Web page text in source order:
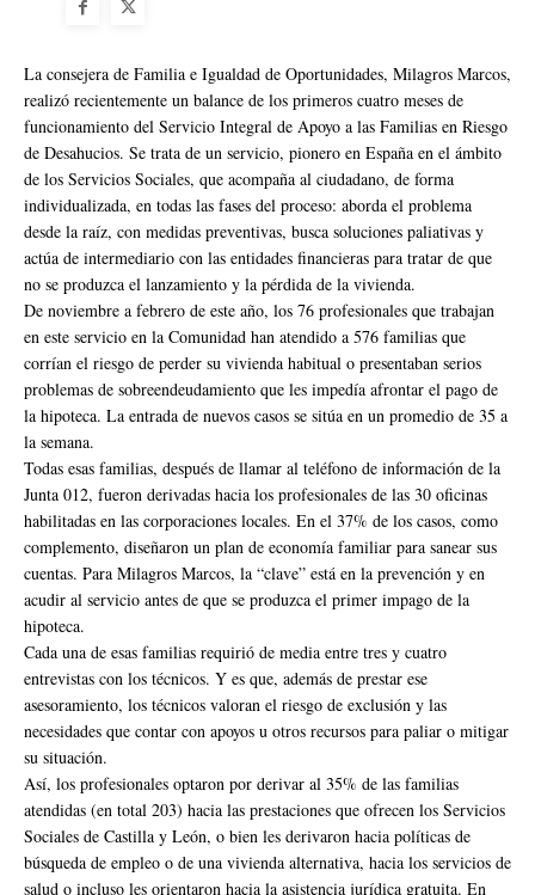
La consejera de Familia e Igualdad de Oportunidades, Milagros Marcos,
realizó recientemente un balance de los primeros cuatro meses de
funcionamiento del Servicio Integral de Apoyo a las Familias en Riesgo
de Desahucios. Se trata de un servicio, pionero en España en el ámbito
de los Servicios Sociales, que acompaña al ciudadano, de forma
individualizada, en todas las fases del proceso: aborda el problema
desde la raíz, con medidas preventivas, busca soluciones paliativas y
actúa de intermediario con las entidades financieras para tratar de que
no se produzca el lanzamiento y la pérdida de la vivienda.
De noviembre a febrero de este año, los 76 profesionales que trabajan
en este servicio en la Comunidad han atendido a 576 familias que
corrían el riesgo de perder su vivienda habitual o presentaban serios
problemas de sobreendeudamiento que les impedía afrontar el pago de
la hipoteca. La entrada de nuevos casos se sitúa en un promedio de 35 a
la semana.
Todas esas familias, después de llamar al teléfono de información de la
Junta 012, fueron derivadas hacia los profesionales de las 30 oficinas
habilitadas en las corporaciones locales. En el 37% de los casos, como
complemento, diseñaron un plan de economía familiar para sanear sus
cuentas. Para Milagros Marcos, la “clave” está en la prevención y en
acudir al servicio antes de que se produzca el primer impago de la
hipoteca.
Cada una de esas familias requirió de media entre tres y cuatro
entrevistas con los técnicos. Y es que, además de prestar ese
asesoramiento, los técnicos valoran el riesgo de exclusión y las
necesidades que contar con apoyos u otros recursos para paliar o mitigar
su situación.
Así, los profesionales optaron por derivar al 35% de las familias
atendidas (en total 203) hacia las prestaciones que ofrecen los Servicios
Sociales de Castilla y León, o bien les derivaron hacia políticas de
búsqueda de empleo o de una vivienda alternativa, hacia los servicios de
salud o incluso les orientaron hacia la asistencia jurídica gratuita. En